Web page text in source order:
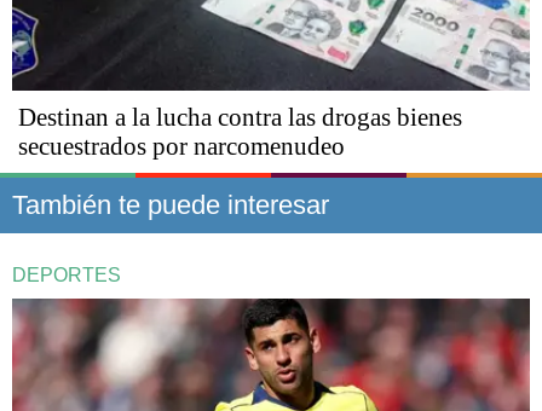
Destinan a la lucha contra las drogas bienes
secuestrados por narcomenudeo
También te puede interesar
DEPORTES